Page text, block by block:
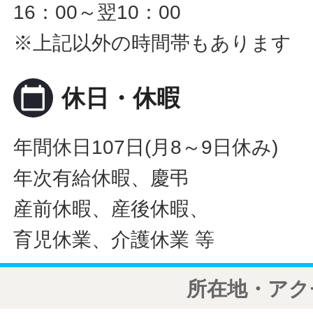
16：00～翌10：00
※上記以外の時間帯もあります
calendar_today 休日・休暇
年間休日107日(月8～9日休み)
年次有給休暇、慶弔
産前休暇、産後休暇、
育児休業、介護休業 等
所在地・ア